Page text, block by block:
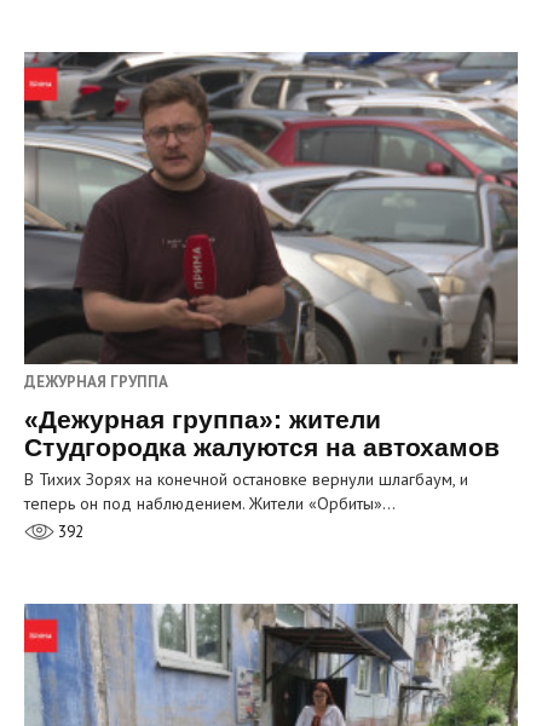
ДЕЖУРНАЯ ГРУППА
«Дежурная группа»: жители
Студгородка жалуются на автохамов
В Тихих Зорях на конечной остановке вернули шлагбаум, и
теперь он под наблюдением. Жители «Орбиты»…
392